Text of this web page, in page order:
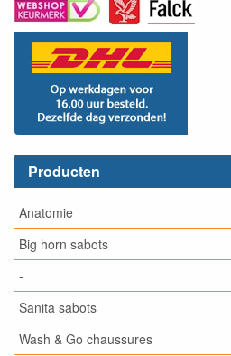
Producten
Anatomie
Big horn sabots
-
Sanita sabots
Wash & Go chaussures